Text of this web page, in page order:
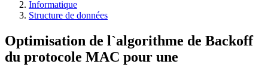
Informatique
Structure de données
Optimisation de l`algorithme de Backoff
du protocole MAC pour une